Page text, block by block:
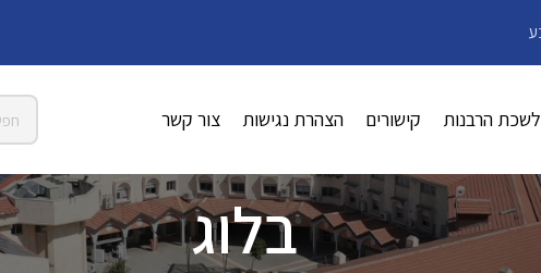
לשכת הרבנות קישורים הצהרת נגישות צור קשר
בלוג